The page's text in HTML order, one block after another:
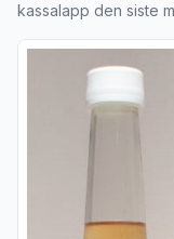
kassalapp den siste
Vis flere detaljer